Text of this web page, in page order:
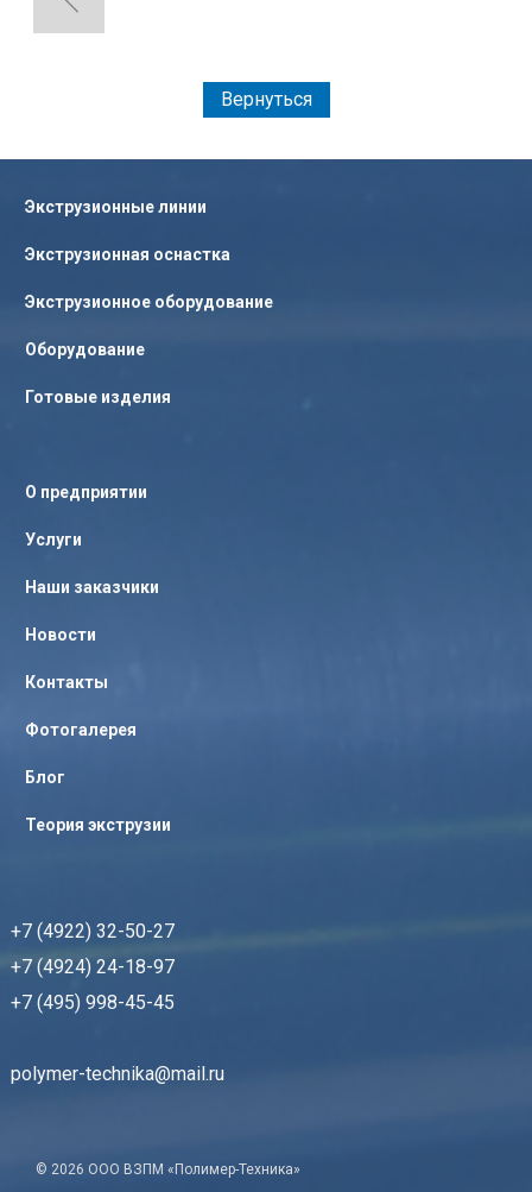
Вернуться
Экструзионные линии
Экструзионная оснастка
Экструзионное оборудование
Оборудование
Готовые изделия
О предприятии
Услуги
Наши заказчики
Новости
Контакты
Фотогалерея
Блог
Теория экструзии
+7 (4922) 32-50-27
+7 (4924) 24-18-97
+7 (495) 998-45-45
polymer-technika@mail.ru
© 2026 ООО ВЗПМ «Полимер-Техника»